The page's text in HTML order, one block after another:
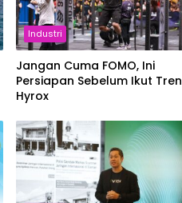
Industri
Jangan Cuma FOMO, Ini
Persiapan Sebelum Ikut Tren
Hyrox